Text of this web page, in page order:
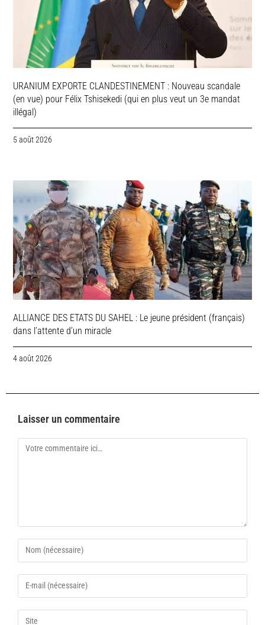
URANIUM EXPORTE CLANDESTINEMENT : Nouveau scandale
(en vue) pour Félix Tshisekedi (qui en plus veut un 3e mandat
illégal)
5 août 2026
ALLIANCE DES ETATS DU SAHEL : Le jeune président (français)
dans l’attente d’un miracle
4 août 2026
Laisser un commentaire